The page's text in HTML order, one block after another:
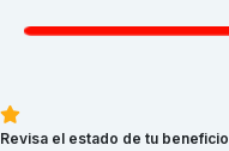
Revisa el estado de tu beneficio